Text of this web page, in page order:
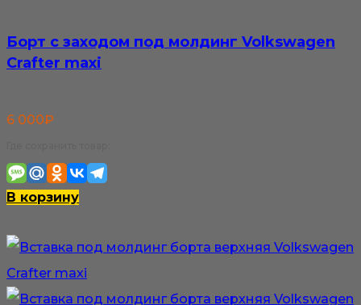
Борт с заходом под молдинг Volkswagen
Crafter maxi
6 000₽
В корзину